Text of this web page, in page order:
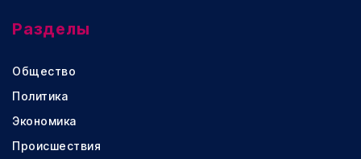
Разделы
Общество
Политика
Экономика
Происшествия